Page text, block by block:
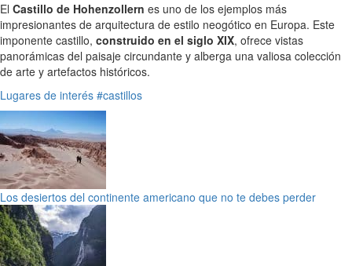
El Castillo de Hohenzollern es uno de los ejemplos más
impresionantes de arquitectura de estilo neogótico en Europa. Este
imponente castillo, construido en el siglo XIX, ofrece vistas
panorámicas del paisaje circundante y alberga una valiosa colección
de arte y artefactos históricos.
Lugares de interés #castillos
Los desiertos del continente americano que no te debes perder